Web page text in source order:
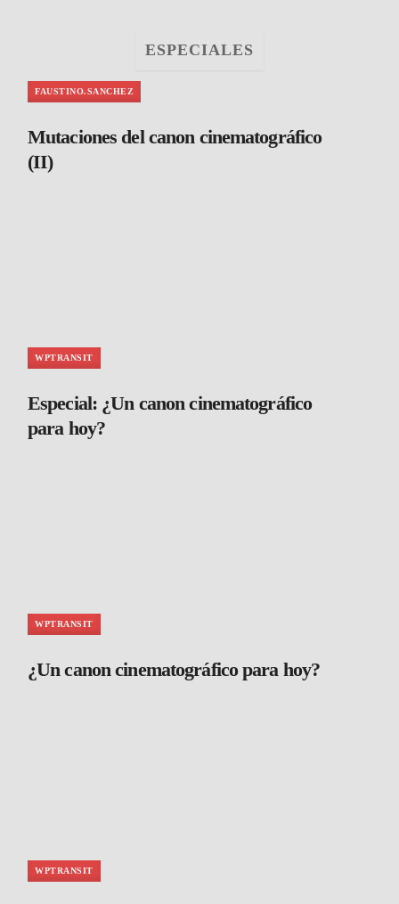
ESPECIALES
FAUSTINO.SANCHEZ
Mutaciones del canon cinematográfico
(II)
WPTRANSIT
Especial: ¿Un canon cinematográfico
para hoy?
WPTRANSIT
¿Un canon cinematográfico para hoy?
WPTRANSIT